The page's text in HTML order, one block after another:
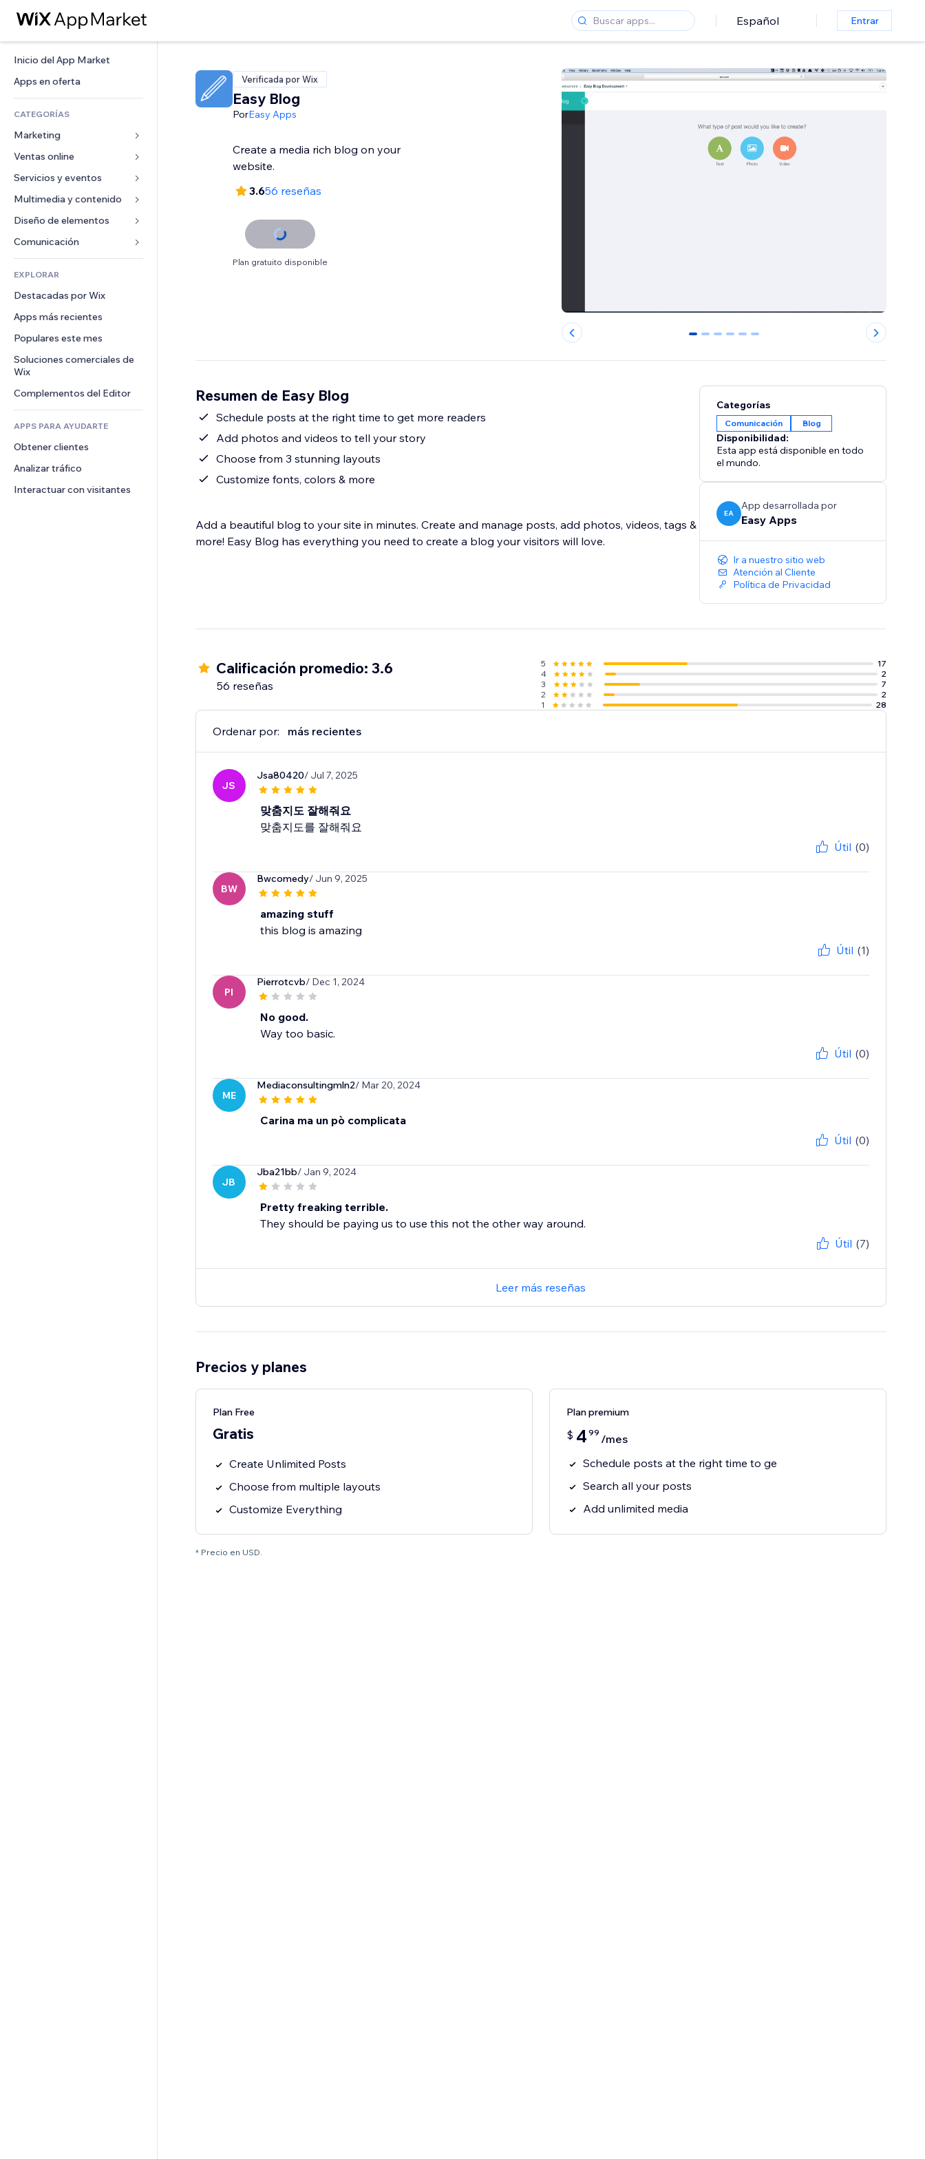
Español Entrar
Inicio del App Market
Apps en oferta
CATEGORÍAS
Marketing
Anuncios
Móvil
Analíticas
Anuncios del sitio
Email
Ventas online
Apps para tiendas
Envíos y entregas
Botones de venta
Contabilidad
Cupones y fidelización
Almacenamiento de mercancía
Crowdfunding
Alimentos y bebidas
Servicios y eventos
Hoteles
Eventos
Restaurantes
Inmobiliarias
Reservas
Multimedia y contenido
Galerías
Música
Pódcast
Fotografía
Video
PDF
Compartir archivos
Noticias
Servicios de contenido
Efectos de texto
Diseño de elementos
Mapas y navegación
Privacidad y seguridad
Reloj
Plantillas para páginas
Efectos de imágenes
Botones y menús
Banners e insignias
Calculadoras
Buscar
Formularios
Encuestas
Chat
Comentarios
Teléfono
Comunidad
Reseñas y testimonios
EXPLORAR
Destacadas por Wix
Apps más recientes
Populares este mes
Soluciones comerciales de
Wix
Complementos del Editor
APPS PARA AYUDARTE
Obtener clientes
Analizar tráfico
Interactuar con visitantes
Verificada por Wix
Easy Blog
PorEasy Apps
Create a media rich blog on your
website.
3.656 reseñas
Plan gratuito disponible
0 1 2 3 4 5
Resumen de Easy Blog
Schedule posts at the right time to get more readers
Add photos and videos to tell your story
Choose from 3 stunning layouts
Customize fonts, colors & more
Add a beautiful blog to your site in minutes. Create and manage posts, add photos, videos, tags &
more! Easy Blog has everything you need to create a blog your visitors will love.
Categorías
Comunicación Blog
Disponibilidad:
Esta app está disponible en todo
el mundo.
EA
App desarrollada por
Easy Apps
Ir a nuestro sitio web
Atención al Cliente
Política de Privacidad
Calificación promedio: 3.6
56 reseñas
5
17
4
2
3
7
2
2
1
28
Ordenar por: más recientes
JS
Jsa80420/ Jul 7, 2025
맞춤지도 잘해줘요
맞춤지도를 잘해줘요
Útil (0)
BW
Bwcomedy/ Jun 9, 2025
amazing stuff
this blog is amazing
Útil (1)
PI
Pierrotcvb/ Dec 1, 2024
No good.
Way too basic.
Útil (0)
ME
Mediaconsultingmln2/ Mar 20, 2024
Carina ma un pò complicata
Útil (0)
JB
Jba21bb/ Jan 9, 2024
Pretty freaking terrible.
They should be paying us to use this not the other way around.
Útil (7)
Leer más reseñas
Precios y planes
Plan Free
Gratis
Create Unlimited Posts
Choose from multiple layouts
Customize Everything
Plan premium
$ 4 99 /mes
Schedule posts at the right time to ge
Search all your posts
Add unlimited media
* Precio en USD.